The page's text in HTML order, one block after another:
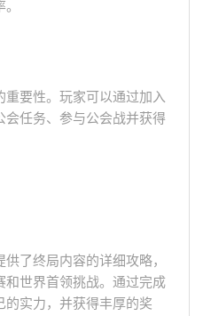
要性。玩家可以通过加入
会任务、参与公会战并获得
了终局内容的详细攻略，
世界首领挑战。通过完成
实力，并获得丰厚的奖